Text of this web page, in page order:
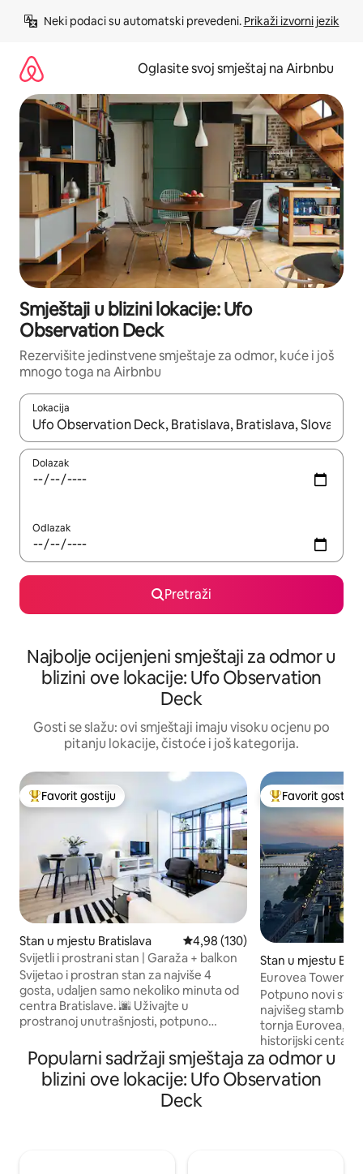
Neki podaci su automatski prevedeni. Prikaži izvorni jezik
Oglasite svoj smještaj na Airbnbu
Smještaji u blizini lokacije: Ufo
Observation Deck
Rezervišite jedinstvene smještaje za odmor, kuće i još
mnogo toga na Airbnbu
Lokacija
Kad rezultati budu dostupni, krećite se gore i dolje pomoću
Dolazak
Odlazak
Pretraži
Najbolje ocijenjeni smještaji za odmor u
blizini ove lokacije: Ufo Observation
Deck
Gosti se slažu: ovi smještaji imaju visoku ocjenu po
pitanju lokacije, čistoće i još kategorija.
Glavni favorit gostiju
Favorit gostiju
Stan u mjestu Bratislava Prosječna ocjena: 4,98 od 5,
4,98 (130)
Svijetli i prostrani stan | Garaža + balkon
Svijetao i prostran stan za najviše 4
gosta, udaljen samo nekoliko minuta od
centra Bratislave. 🌆 Uživajte u
prostranoj unutrašnjosti, potpuno
hlađenju stropa, brzom Wi-Fi mrežom,
prostranom balkonu, podzemnoj garaži i
pristupu krovnoj terasi s prekrasnim
Glavni favorit
Favorit gostiju
Stan u mjestu
Eurovea Tower
pogled
Potpuno novi stan
najvišeg
tornja Eurovea, s
historijski centar,
šetalištu duž
kafićima i restoranima,
historijskim
Popularni sadržaji smještaja za odmor u
blizini ove lokacije: Ufo Observation
Deck